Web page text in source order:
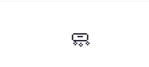
🧼